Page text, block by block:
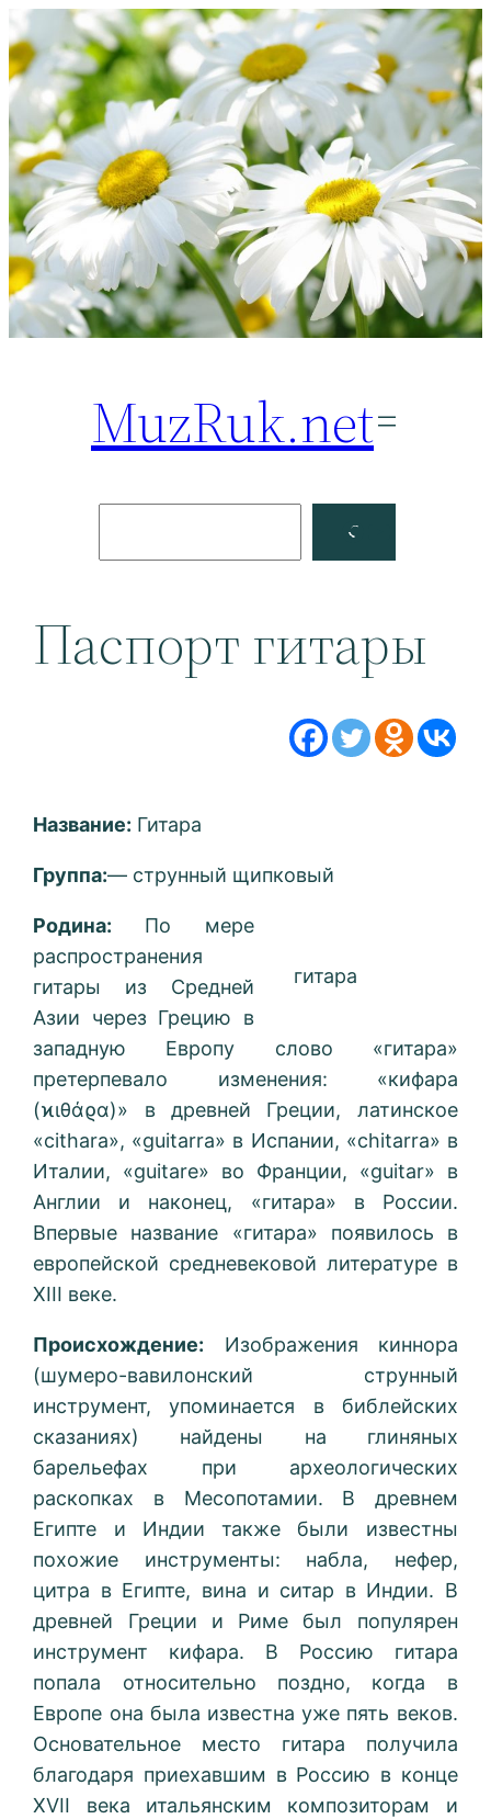
Перейти
к
содержимому
MuzRuk.net
Facebook
Паспорт гитары
Название: Гитара
Группа:— струнный щипковый
гитара
Родина: По мере
распространения
гитары из Средней
Азии через Грецию в
западную Европу слово «гитара»
претерпевало изменения: «кифара
(ϰιθάϱα)» в древней Греции, латинское
«cithara», «guitarra» в Испании, «chitarra» в
Италии, «guitare» во Франции, «guitar» в
Англии и наконец, «гитара» в России.
Впервые название «гитара» появилось в
европейской средневековой литературе в
XIII веке.
Происхождение: Изображения киннора
(шумеро-вавилонский струнный
инструмент, упоминается в библейских
сказаниях) найдены на глиняных
барельефах при археологических
раскопках в Месопотамии. В древнем
Египте и Индии также были известны
похожие инструменты: набла, нефер,
цитра в Египте, вина и ситар в Индии. В
древней Греции и Риме был популярен
инструмент кифара. В Россию гитара
попала относительно поздно, когда в
Европе она была известна уже пять веков.
Основательное место гитара получила
благодаря приехавшим в Россию в конце
XVII века итальянским композиторам и